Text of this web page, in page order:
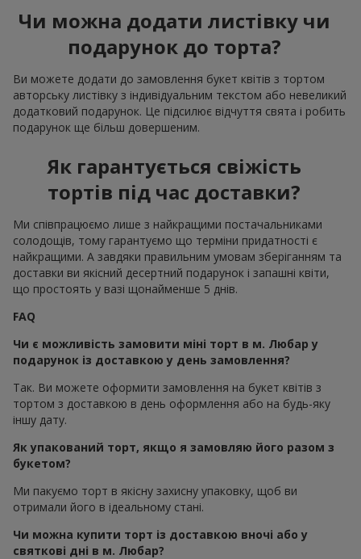
Чи можна додати листівку чи
подарунок до торта?
Ви можете додати до замовлення букет квітів з тортом
авторську листівку з індивідуальним текстом або невеликий
додатковий подарунок. Це підсилює відчуття свята і робить
подарунок ще більш довершеним.
Як гарантується свіжість
тортів під час доставки?
Ми співпрацюємо лише з найкращими постачальниками
солодощів, тому гарантуємо що терміни придатності є
найкращими. А завдяки правильним умовам зберіганням та
доставки ви якісний десертний подарунок і запашні квіти,
що простоять у вазі щонайменше 5 днів.
FAQ
Чи є можливість замовити міні торт в м. Любар у
подарунок із доставкою у день замовлення?
Так. Ви можете оформити замовлення на букет квітів з
тортом з доставкою в день оформлення або на будь-яку
іншу дату.
Як упакований торт, якщо я замовляю його разом з
букетом?
Ми пакуємо торт в якісну захисну упаковку, щоб ви
отримали його в ідеальному стані.
Чи можна купити торт із доставкою вночі або у
святкові дні в м. Любар?